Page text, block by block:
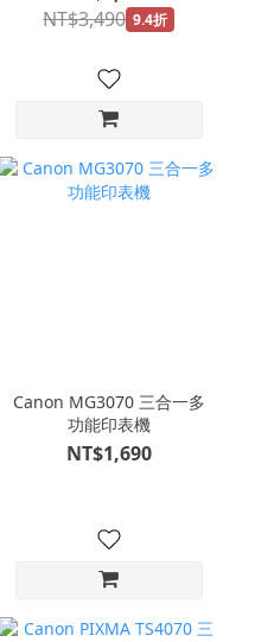
NT$3,490 9.4折
Canon MG3070 三合一多
功能印表機
NT$1,690